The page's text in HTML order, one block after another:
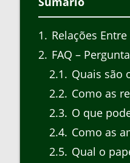
1
Relações
2 FAQ –
2.1
Quais são
2.2 Como as
2.3 O que
2.4 Como as
2.5 Qual o